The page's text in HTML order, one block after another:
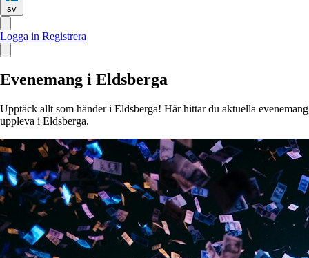
sv
Logga in Registrera
Evenemang i Eldsberga
Upptäck allt som händer i Eldsberga! Här hittar du aktuella
uppleva i Eldsberga.